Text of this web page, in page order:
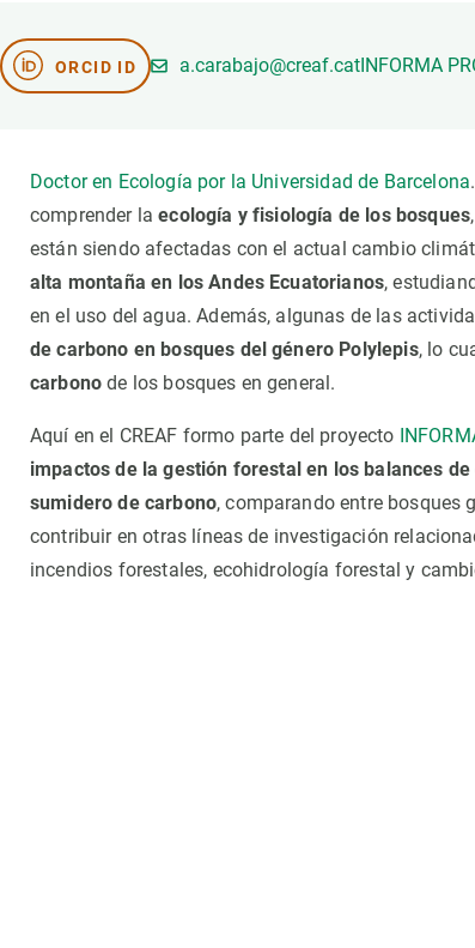
ORCID ID a.carabajo@creaf.catINFORMA
Doctor en Ecología por la Universidad de Barcelona
comprender laecología y fisiología de los bosques
están siendo afectadas con el actual cambio
alta montaña en los Andes Ecuatorianos,
en el uso del agua. Además, algunas de las
de carbono en bosques del género Polylepis, lo
carbono de los bosques en general.
Aquí en el CREAF formo parte del proyecto
impactos de la gestión forestal en los balances
sumidero de carbono, comparando entre bosques
contribuir en otras líneas de investigación
incendios forestales, ecohidrología forestal y
Instalaciones
Equidad, Diversidad e Inclusión (EDI)
Documentación
NOTICIAS Y AGENDA
Agenda
Eventos anteriores
Biodiversidad
Cambio global
Funcionamiento de los ecosistemas